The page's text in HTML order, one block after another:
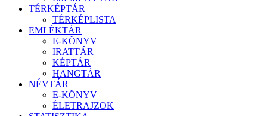
TÉRKÉPTÁR
TÉRKÉPLISTA
EMLÉKTÁR
E-KÖNYV
IRATTÁR
KÉPTÁR
HANGTÁR
NÉVTÁR
E-KÖNYV
ÉLETRAJZOK